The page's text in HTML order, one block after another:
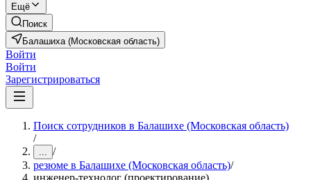
Ещё
Поиск
Балашиха (Московская область)
Войти
Войти
Зарегистрироваться
Поиск сотрудников в Балашихе (Московская область)
/
... /
резюме в Балашихе (Московская область)/
инженер-технолог (проектирование)